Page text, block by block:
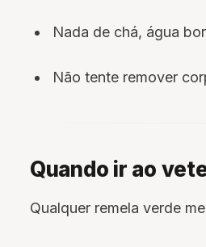
Nada de chá, água
Não tente remover
Quando ir ao
Qualquer remela verde